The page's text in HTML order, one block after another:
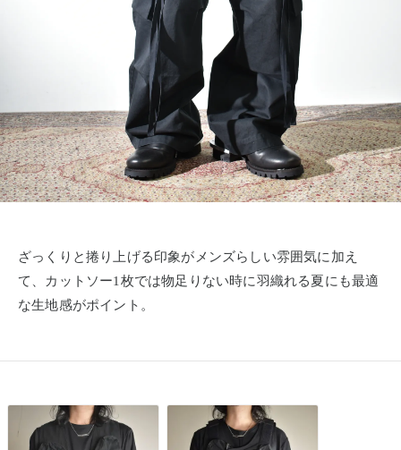
ざっくりと捲り上げる印象がメンズらしい雰囲気に加え
て、カットソー1枚では物足りない時に羽織れる夏にも最適
な生地感がポイント。